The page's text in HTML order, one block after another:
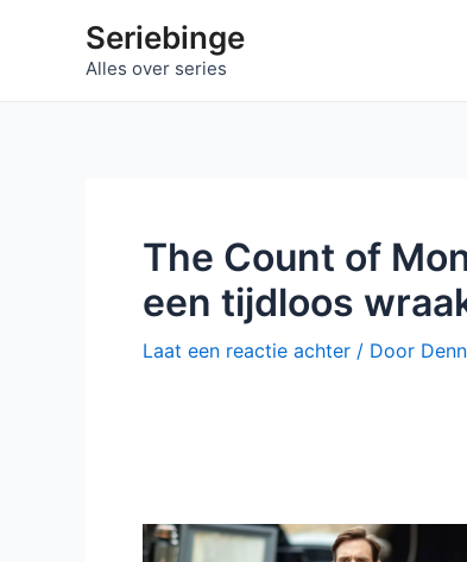
Seriebinge
Alles over series
The Count of
een tijdloos
Laat een reactie achter / Door